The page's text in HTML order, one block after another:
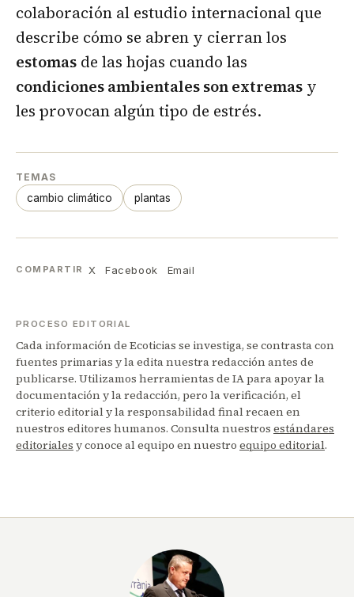
colaboración al estudio internacional que
describe cómo se abren y cierran los
estomas de las hojas cuando las
condiciones ambientales son extremas y
les provocan algún tipo de estrés.
TEMAS
cambio climático plantas
COMPARTIR X Facebook Email
PROCESO EDITORIAL
Cada información de Ecoticias se investiga, se contrasta con
fuentes primarias y la edita nuestra redacción antes de
publicarse. Utilizamos herramientas de IA para apoyar la
documentación y la redacción, pero la verificación, el
criterio editorial y la responsabilidad final recaen en
nuestros editores humanos. Consulta nuestros estándares
editoriales y conoce al equipo en nuestro equipo editorial.